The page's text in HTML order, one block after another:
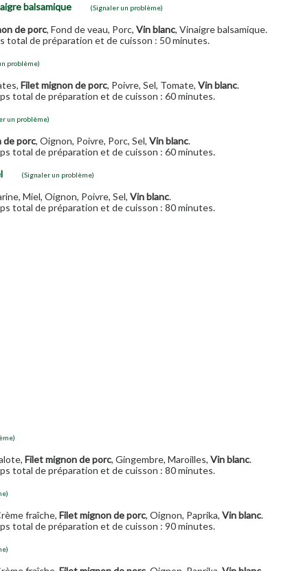
balsamique
(Signaler un problème)
de porc, Fond de veau, Porc, Vin blanc, Vinaigre balsamique.
total de préparation et de cuisson : 50 minutes.
problème)
Filet mignon de porc, Poivre, Sel, Tomate, Vin blanc.
total de préparation et de cuisson : 60 minutes.
un problème)
de porc, Oignon, Poivre, Porc, Sel, Vin blanc.
total de préparation et de cuisson : 60 minutes.
(Signaler un problème)
Miel, Oignon, Poivre, Sel, Vin blanc.
total de préparation et de cuisson : 80 minutes.
Filet mignon de porc, Gingembre, Maroilles, Vin blanc.
total de préparation et de cuisson : 80 minutes.
fraîche, Filet mignon de porc, Oignon, Paprika, Vin blanc.
total de préparation et de cuisson : 90 minutes.